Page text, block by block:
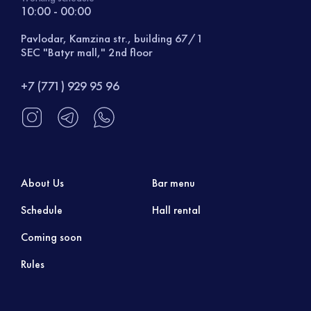
10:00 - 00:00
Pavlodar, Kamzina str., building 67/1
SEC "Batyr mall," 2nd floor
+7 (771) 929 95 96
About Us
Schedule
Coming soon
Rules
Bar menu
Hall rental